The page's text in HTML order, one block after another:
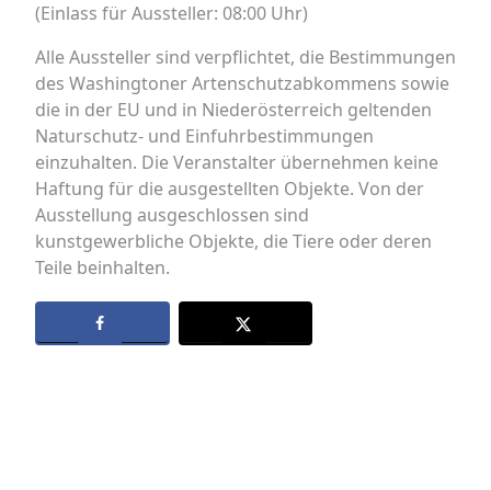
(Einlass für Aussteller: 08:00 Uhr)
Alle Aussteller sind verpflichtet, die Bestimmungen
des Washingtoner Artenschutzabkommens sowie
die in der EU und in Niederösterreich geltenden
Naturschutz- und Einfuhrbestimmungen
einzuhalten. Die Veranstalter übernehmen keine
Haftung für die ausgestellten Objekte. Von der
Ausstellung ausgeschlossen sind
kunstgewerbliche Objekte, die Tiere oder deren
Teile beinhalten.